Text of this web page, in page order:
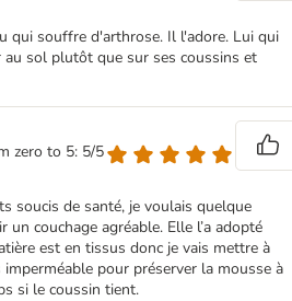
qui souffre d'arthrose. Il l'adore. Lui qui
au sol plutôt que sur ses coussins et
zero to 5: 5/5
soucis de santé, je voulais quelque
un couchage agréable. Elle l’a adopté
est en tissus donc je vais mettre à
pour préserver la mousse à
si le coussin tient.